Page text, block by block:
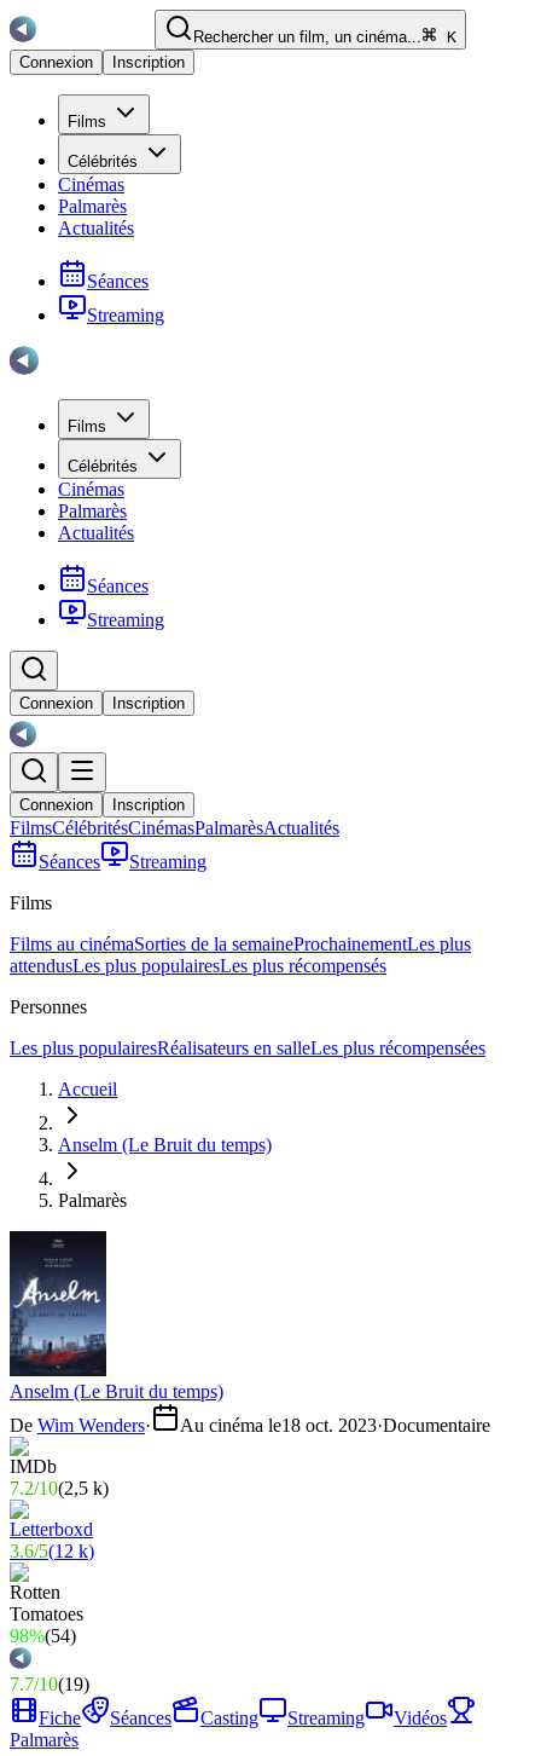
Rechercher un film, un cinéma...
K
Connexion
Inscription
Films
Célébrités
Cinémas
Palmarès
Actualités
Séances
Streaming
Films
Célébrités
Cinémas
Palmarès
Actualités
Séances
Streaming
Connexion Inscription
Connexion Inscription
FilmsCélébritésCinémasPalmarèsActualités
Séances
Streaming
Films
Films au cinémaSorties de la semaineProchainementLes plus
attendusLes plus populairesLes plus récompensés
Personnes
Les plus populairesRéalisateurs en salleLes plus récompensées
Accueil
Anselm (Le Bruit du temps)
Palmarès
Anselm (Le Bruit du temps)
De Wim Wenders· Au cinéma le18 oct. 2023·Documentaire
7.2/10(2,5 k)
3.6/5(12 k)
98%(54)
7.7/10(19)
Fiche
Séances Casting Streaming
Vidéos
Palmarès